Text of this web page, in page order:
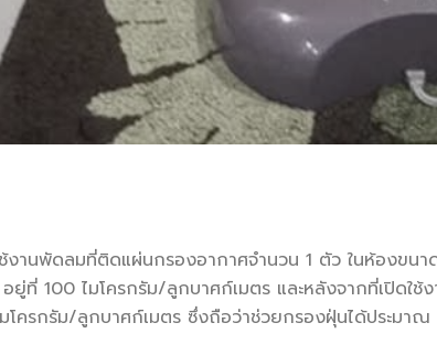
งานพัดลมที่ติดแผ่นกรองอากาศจำนวน 1 ตัว ในห้องขน
ยู่ที่ 100 ไมโครกรัม/ลูกบาศก์เมตร และหลังจากที่เปิดใ
โครกรัม/ลูกบาศก์เมตร ซึ่งถือว่าช่วยกรองฝุ่นได้ประม